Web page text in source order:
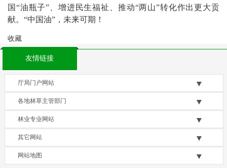
国“油瓶子”、增进民生福祉、推动“两山”转化作出更大贡
献。“中国油”，未来可期！
收藏
友情链接
厅局门户网站
各地林草主管部门
林业专业网站
其它网站
网站地图